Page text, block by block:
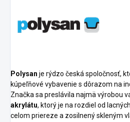
Polysan je rýdzo česká spoločnosť,
kúpeľňové vybavenie s dôrazom na
Značka sa preslávila najmä výrobou
akrylátu, ktorý je na rozdiel od
celom priereze a zosilnený skleným